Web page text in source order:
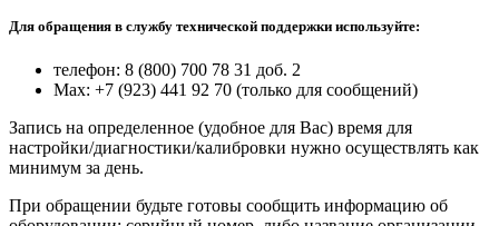
Для обращения в службу технической поддержки используйте:
телефон: 8 (800) 700 78 31 доб. 2
Max: +7 (923) 441 92 70 (только для сообщений)
Запись на определенное (удобное для Вас) время для
настройки/диагностики/калибровки нужно осуществлять как
минимум за день.
При обращении будьте готовы сообщить информацию об